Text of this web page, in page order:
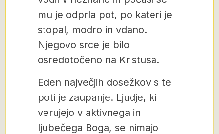
mu je odprla pot, po kateri je
stopal, modro in vdano.
Njegovo srce je bilo
osredotočeno na Kristusa.
Eden največjih dosežkov s te
poti je zaupanje. Ljudje, ki
verujejo v aktivnega in
ljubečega Boga, se nimajo